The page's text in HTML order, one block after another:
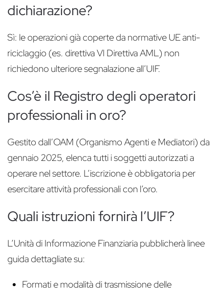
dichiarazione?
Sì: le operazioni già coperte da normative UE anti-
riciclaggio (es. direttiva VI Direttiva AML) non
richiedono ulteriore segnalazione all’UIF.
Cos’è il Registro degli operatori
professionali in oro?
Gestito dall’OAM (Organismo Agenti e Mediatori) da
gennaio 2025, elenca tutti i soggetti autorizzati a
operare nel settore. L’iscrizione è obbligatoria per
esercitare attività professionali con l’oro.
Quali istruzioni fornirà l’UIF?
L’Unità di Informazione Finanziaria pubblicherà linee
guida dettagliate su:
Formati e modalità di trasmissione delle